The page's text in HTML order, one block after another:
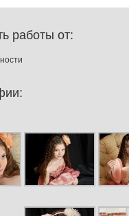
работы от: